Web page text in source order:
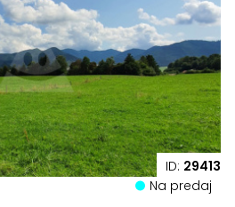
ID: 29413
Na predaj